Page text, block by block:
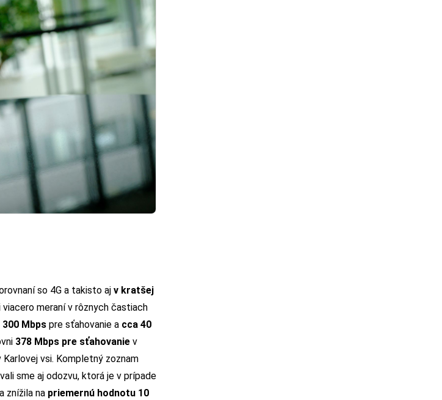
so 4G a takisto aj v kratšej
meraní v rôznych častiach
Mbps pre sťahovanie a cca 40
378 Mbps pre sťahovanie v
Karlovej vsi. Kompletný zoznam
sme aj odozvu, ktorá je v prípade
znížila na priemernú hodnotu 10